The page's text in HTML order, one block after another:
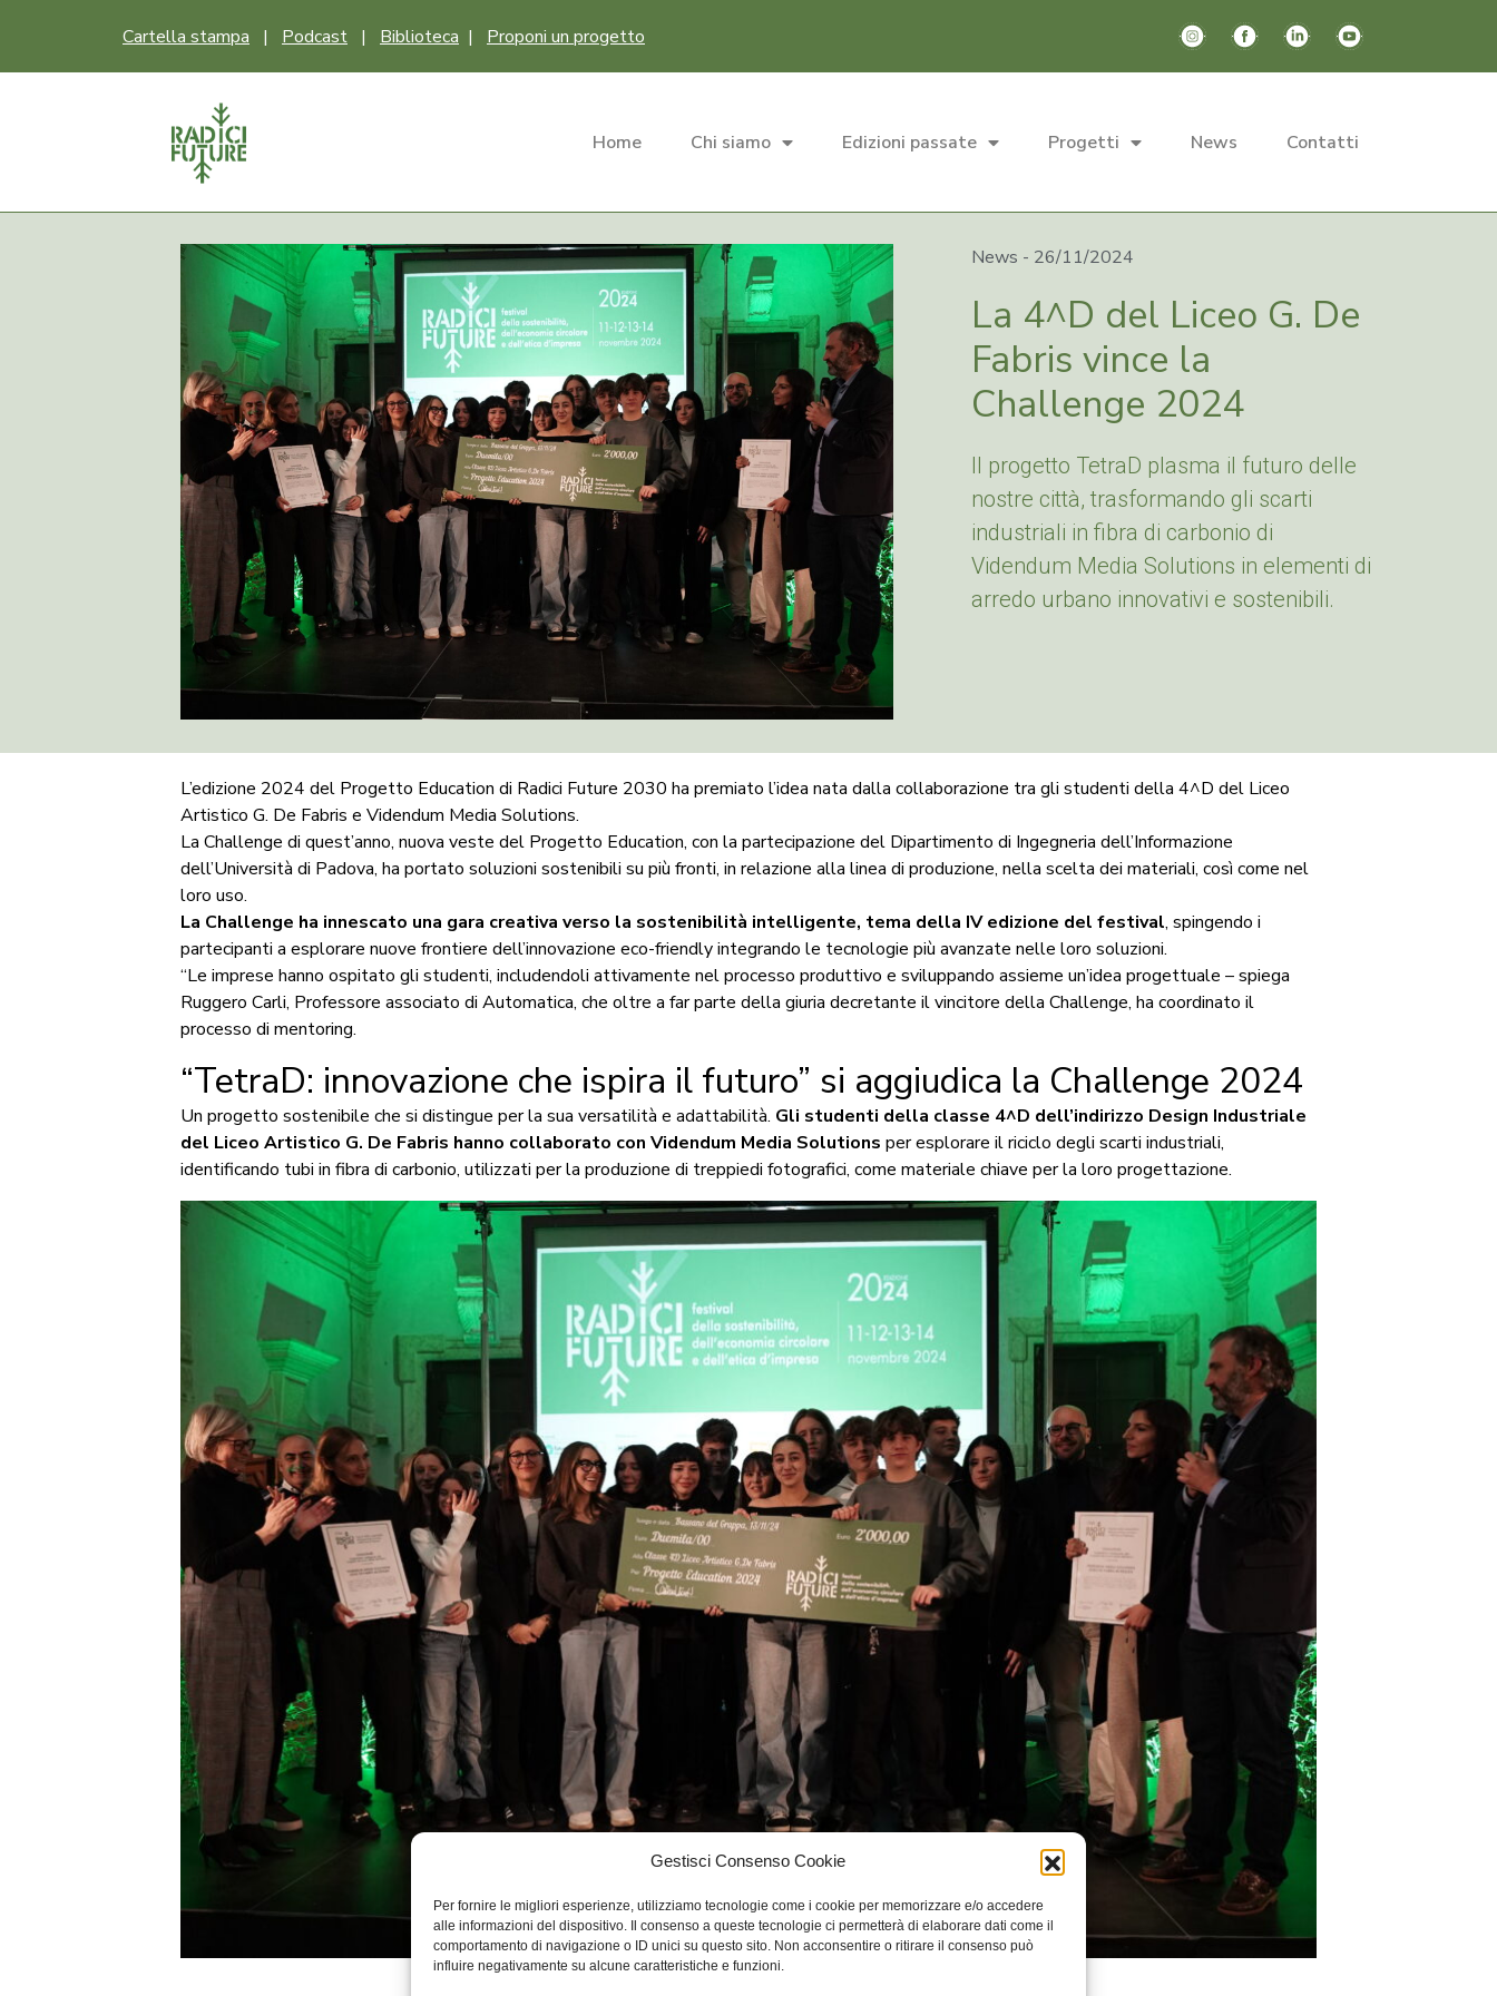
Gestisci Consenso Cookie
Per fornire le migliori esperienze, utilizziamo tecnologie come i cookie per memorizzare e/o accedere
alle informazioni del dispositivo. Il consenso a queste tecnologie ci permetterà di elaborare dati come il
comportamento di navigazione o ID unici su questo sito. Non acconsentire o ritirare il consenso può
influire negativamente su alcune caratteristiche e funzioni.
Cartella stampa | Podcast | Biblioteca | Proponi un progetto
Home Chi siamo Edizioni passate Progetti News Contatti
News - 26/11/2024
La 4^D del Liceo G. De
Fabris vince la
Challenge 2024
Il progetto TetraD plasma il futuro delle
nostre città, trasformando gli scarti
industriali in fibra di carbonio di
Videndum Media Solutions in elementi di
arredo urbano innovativi e sostenibili.
L’edizione 2024 del Progetto Education di Radici Future 2030 ha premiato l’idea nata dalla collaborazione tra gli studenti della 4^D del Liceo
Artistico G. De Fabris e Videndum Media Solutions.
La Challenge di quest’anno, nuova veste del Progetto Education, con la partecipazione del Dipartimento di Ingegneria dell’Informazione
dell’Università di Padova, ha portato soluzioni sostenibili su più fronti, in relazione alla linea di produzione, nella scelta dei materiali, così come nel
loro uso.
La Challenge ha innescato una gara creativa verso la sostenibilità intelligente, tema della IV edizione del festival, spingendo i
partecipanti a esplorare nuove frontiere dell’innovazione eco-friendly integrando le tecnologie più avanzate nelle loro soluzioni.
“Le imprese hanno ospitato gli studenti, includendoli attivamente nel processo produttivo e sviluppando assieme un’idea progettuale – spiega
Ruggero Carli, Professore associato di Automatica, che oltre a far parte della giuria decretante il vincitore della Challenge, ha coordinato il
processo di mentoring.
“TetraD: innovazione che ispira il futuro” si aggiudica la Challenge 2024
Un progetto sostenibile che si distingue per la sua versatilità e adattabilità. Gli studenti della classe 4^D dell’indirizzo Design Industriale
del Liceo Artistico G. De Fabris hanno collaborato con Videndum Media Solutions per esplorare il riciclo degli scarti industriali,
identificando tubi in fibra di carbonio, utilizzati per la produzione di treppiedi fotografici, come materiale chiave per la loro progettazione.